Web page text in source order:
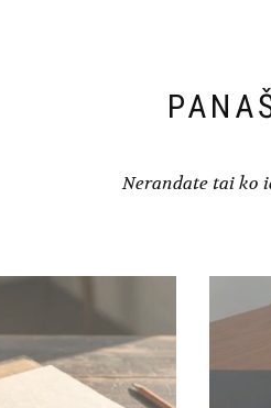
Nerandate tai ko